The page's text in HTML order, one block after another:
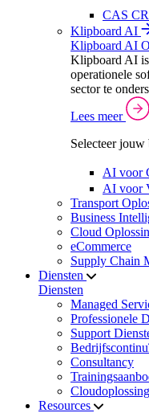
CAS
Klipboard AI
Klipboard AI
Klipboard AI is
operationele
sector te
Lees meer
Selecteer jouw
AI voor
AI voor
Transport
Business
Cloud
eCommerce
Supply Chain
Diensten
Diensten
Managed
Professionele
Support
Consultancy
Resources